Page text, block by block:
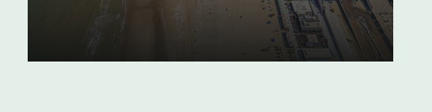
13 maart 2025